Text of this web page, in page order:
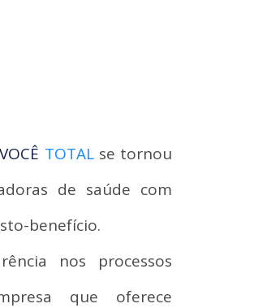
VOCÊ TOTALse tornou
de saúde com
benefício.
nos processos
que oferece